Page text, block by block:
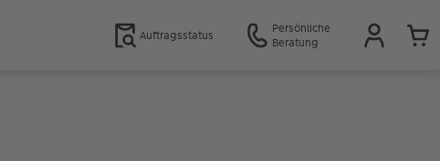
Auftragsstatus
Persönliche
Beratung